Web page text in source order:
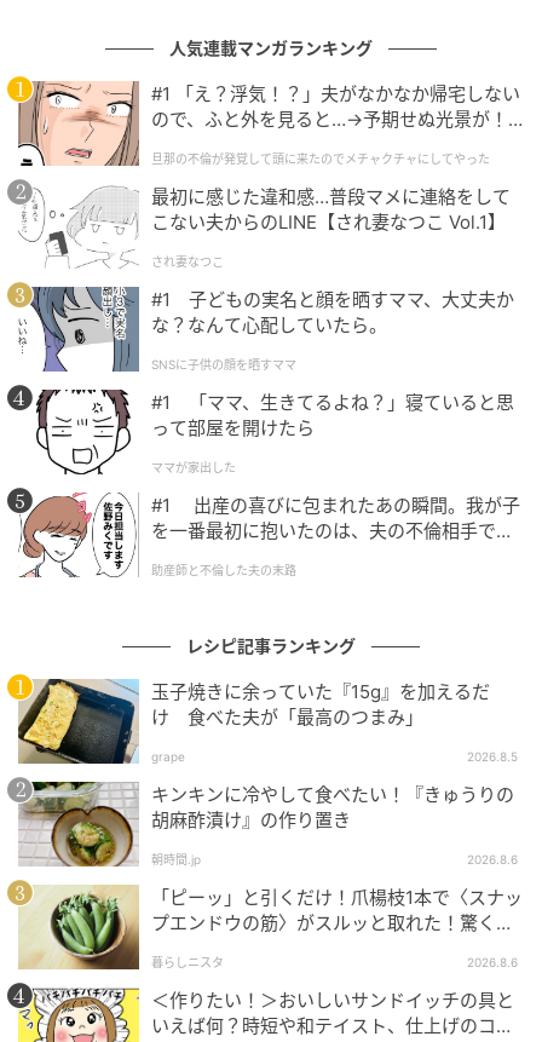
人気連載マンガランキング
#1 「え？浮気！？」夫がなかなか帰宅しない
ので、ふと外を見ると…→予期せぬ光景が！
クチャにしてやった
旦那の不倫が発覚して頭に来たのでメチャクチャにしてやった
最初に感じた違和感…普段マメに連絡をして
こない夫からのLINE【され妻なつこ Vol.1】
され妻なつこ
#1 子どもの実名と顔を晒すママ、大丈夫か
な？なんて心配していたら。
SNSに子供の顔を晒すママ
#1 「ママ、生きてるよね？」寝ていると思
って部屋を開けたら
ママが家出した
#1 出産の喜びに包まれたあの瞬間。我が子
を一番最初に抱いたのは、夫の不倫相手でし
助産師と不倫した夫の末路
レシピ記事ランキング
玉子焼きに余っていた『15g』を加えるだ
け 食べた夫が「最高のつまみ」
grape 2026.8.5
キンキンに冷やして食べたい！『きゅうりの
胡麻酢漬け』の作り置き
朝時間.jp 2026.8.6
「ピーッ」と引くだけ！爪楊枝1本で〈スナッ
プエンドウの筋〉がスルッと取れた！驚くほ
暮らしニスタ 2026.8.6
＜作りたい！＞おいしいサンドイッチの具と
いえば何？時短や和テイスト、仕上げのコツ